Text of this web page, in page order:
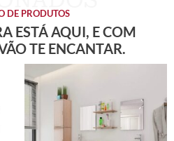
DE PRODUTOS
ESTÁ AQUI, E COM
TE ENCANTAR.